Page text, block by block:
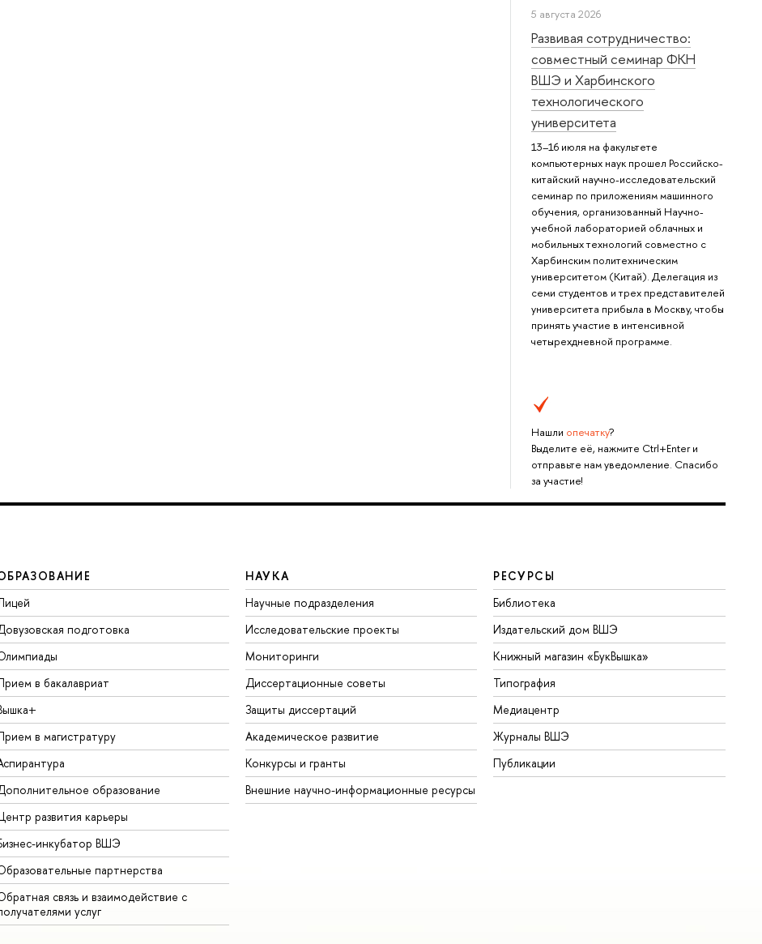
5 августа 2026
Развивая сотрудничество:
совместный семинар ФКН
ВШЭ и Харбинского
технологического
университета
13–16 июля на факультете
компьютерных наук прошел Российско-
китайский научно-исследовательский
семинар по приложениям машинного
обучения, организованный Научно-
учебной лабораторией облачных и
мобильных технологий совместно с
Харбинским политехническим
университетом (Китай). Делегация из
семи студентов и трех представителей
университета прибыла в Москву, чтобы
принять участие в интенсивной
четырехдневной программе.
Нашли опечатку?
Выделите её, нажмите Ctrl+Enter и
отправьте нам уведомление. Спасибо
за участие!
подготовка
в бакалавриат
в магистратуру
образование
развития карьеры
инкубатор ВШЭ
партнерства
связь и взаимодействие с
услуг
НАУКА
Научные подразделения
Исследовательские проекты
Мониторинги
Диссертационные советы
Защиты диссертаций
Академическое развитие
Конкурсы и гранты
Внешние научно-информационные ресурсы
РЕСУРСЫ
Библиотека
Издательский дом ВШЭ
Книжный магазин «БукВышка»
Типография
Медиацентр
Журналы ВШЭ
Публикации